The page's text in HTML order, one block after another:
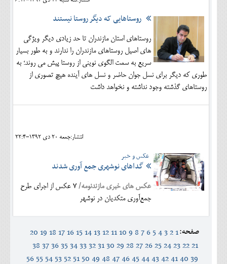
روستاهایی که دیگر روستا نیستند
روستاهای استان مازندران تا حد زیادی دیگر ویژگی
های اصیل روستاهای مازندران را ندارند و به طور بسیار
سریع به سمت الگوی نوینی از روستا پیش می روند؛ به
طوری که دیگر برای نسل جوان حاضر و نسل های آینده هیچ تصوری از
روستاهای گذشته وجود نداشته و نخواهد داشت
انتشار:جمعه 20 دی 1392-22:4
عکس و خبر
گداهای نوشهری جمع آوری شدند
عکس های خبری مازندنومه/
7 عکس از اجرای طرح
جمع‌آوری متکدیان در نوشهر
صفحه:1
2
3
4
5
6
7
8
9
10
11
12
13
14
15
16
17
18
19
20
21
22
23
24
25
26
27
28
29
30
31
32
33
34
35
36
37
38
39
40
41
42
43
44
45
46
47
48
49
50
51
52
53
54
55
56